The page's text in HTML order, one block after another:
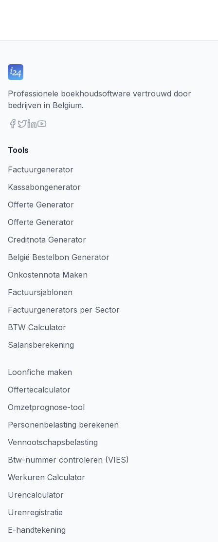
Professionele boekhoudsoftware vertrouwd door
bedrijven in Belgium.
Tools
Factuurgenerator
Kassabongenerator
Offerte Generator
Offerte Generator
Creditnota Generator
België Bestelbon Generator
Onkostennota Maken
Factuursjablonen
Factuurgenerators per Sector
BTW Calculator
Salarisberekening
Loonfiche maken
Offertecalculator
Omzetprognose-tool
Personenbelasting berekenen
Vennootschapsbelasting
Btw-nummer controleren (VIES)
Werkuren Calculator
Urencalculator
Urenregistratie
E-handtekening